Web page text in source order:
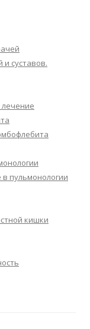
и суставов.
пульмонологии
кишки